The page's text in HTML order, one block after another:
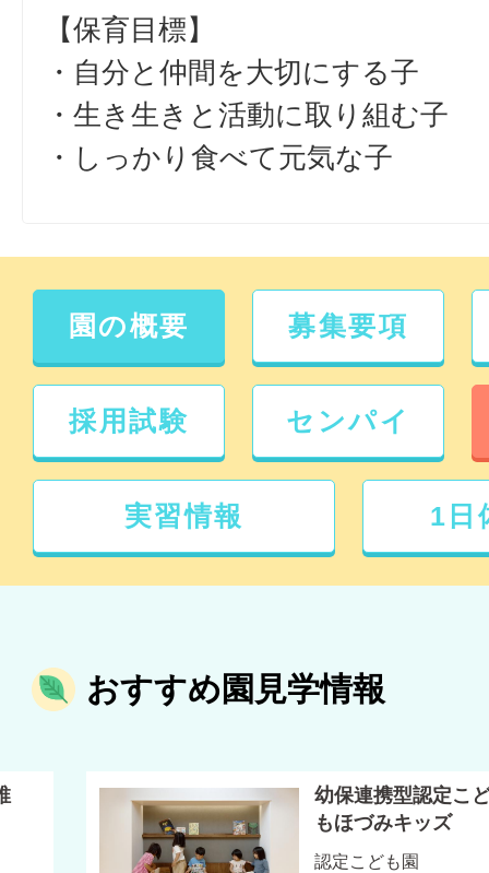
【保育目標】
・自分と仲間を大切にする子
・生き生きと活動に取り組む子
・しっかり食べて元気な子
園の概要 募集要項
採用試験 センパイ
実習情報 1日
おすすめ園見学情報
幼保連携型認定こ
もほづみキッズ
認定こども園